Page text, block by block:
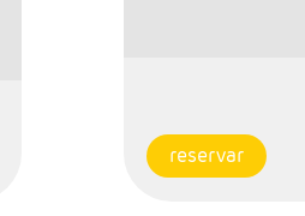
reservar